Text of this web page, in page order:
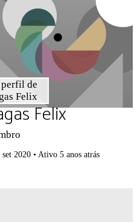
Felix
set 2020• Ativo 5 anos atrás